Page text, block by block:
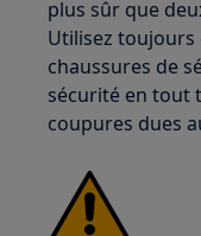
plus sûr que
Utilisez toujours
chaussures de
sécurité en tout
coupures dues